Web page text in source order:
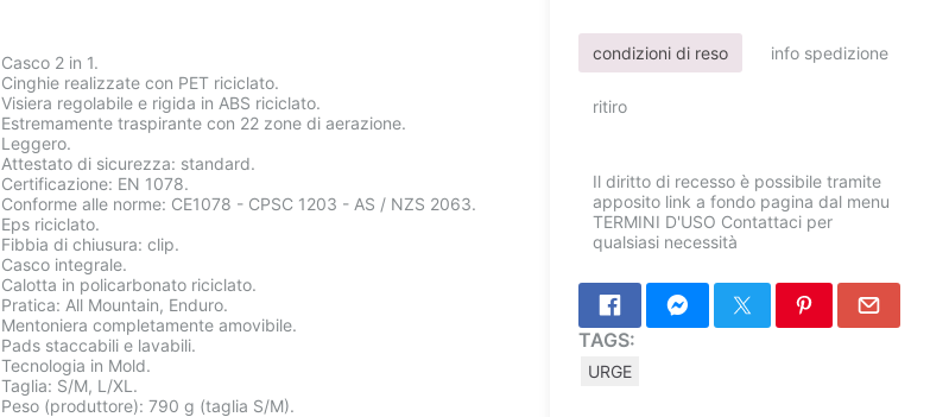
Casco 2 in 1.
Cinghie realizzate con PET riciclato.
Visiera regolabile e rigida in ABS riciclato.
Estremamente traspirante con 22 zone di aerazione.
Leggero.
Attestato di sicurezza: standard.
Certificazione: EN 1078.
Conforme alle norme: CE1078 - CPSC 1203 - AS / NZS 2063.
Eps riciclato.
Fibbia di chiusura: clip.
Casco integrale.
Calotta in policarbonato riciclato.
Pratica: All Mountain, Enduro.
Mentoniera completamente amovibile.
Pads staccabili e lavabili.
Tecnologia in Mold.
Taglia: S/M, L/XL.
Peso (produttore): 790 g (taglia S/M).
condizioni di reso info spedizione
ritiro
Il diritto di recesso è possibile tramite
apposito link a fondo pagina dal menu
TERMINI D'USO Contattaci per
qualsiasi necessità
TAGS:
URGE